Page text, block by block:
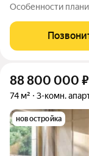
Особенности
постирочная,
Дом А - проект от
88 800 000 ₽
74 м² 3-комн.
новостройка